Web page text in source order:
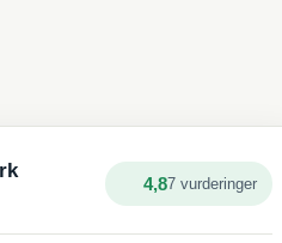
4,87 vurderinger